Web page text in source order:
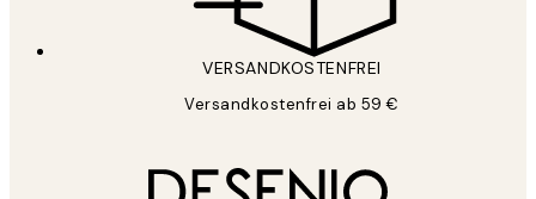
VERSANDKOSTENFREI
Versandkostenfrei ab 59 €